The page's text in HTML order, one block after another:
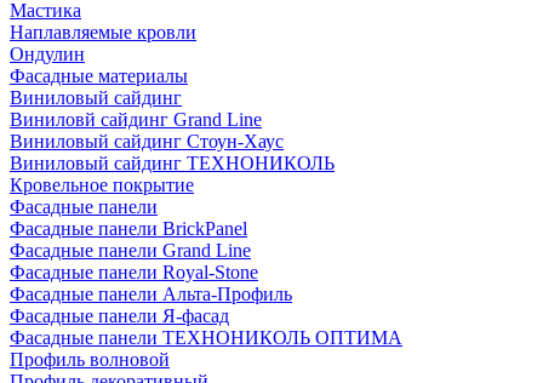
Мастика
Наплавляемые кровли
Ондулин
Фасадные материалы
Виниловый сайдинг
Виниловй сайдинг Grand Line
Виниловый сайдинг Стоун-Хаус
Виниловый сайдинг ТЕХНОНИКОЛЬ
Кровельное покрытие
Фасадные панели
Фасадные панели BrickPanel
Фасадные панели Grand Line
Фасадные панели Royal-Stone
Фасадные панели Альта-Профиль
Фасадные панели Я-фасад
Фасадные панели ТЕХНОНИКОЛЬ ОПТИМА
Профиль волновой